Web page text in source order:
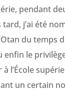
pendant
tard, j’ai été
du temps
enfin le
l’École
un certain